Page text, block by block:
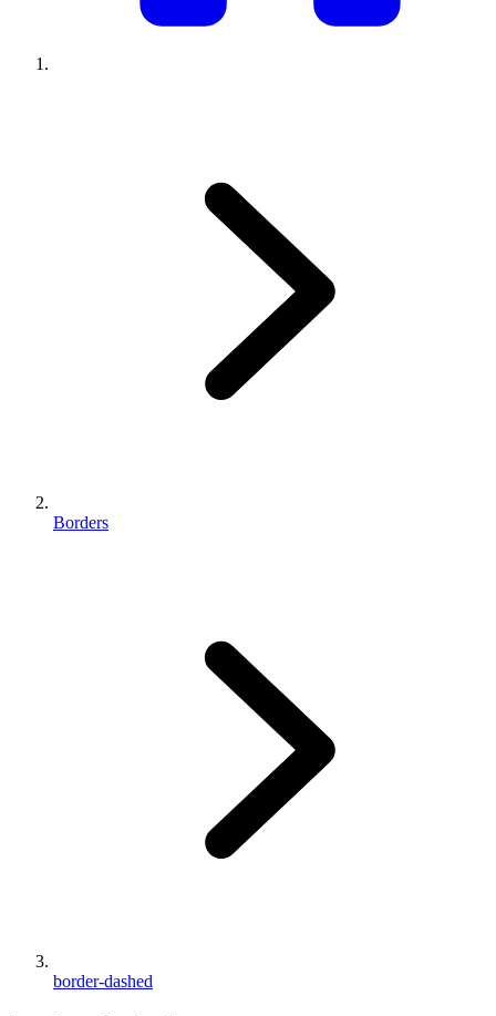
Borders
border-dashed